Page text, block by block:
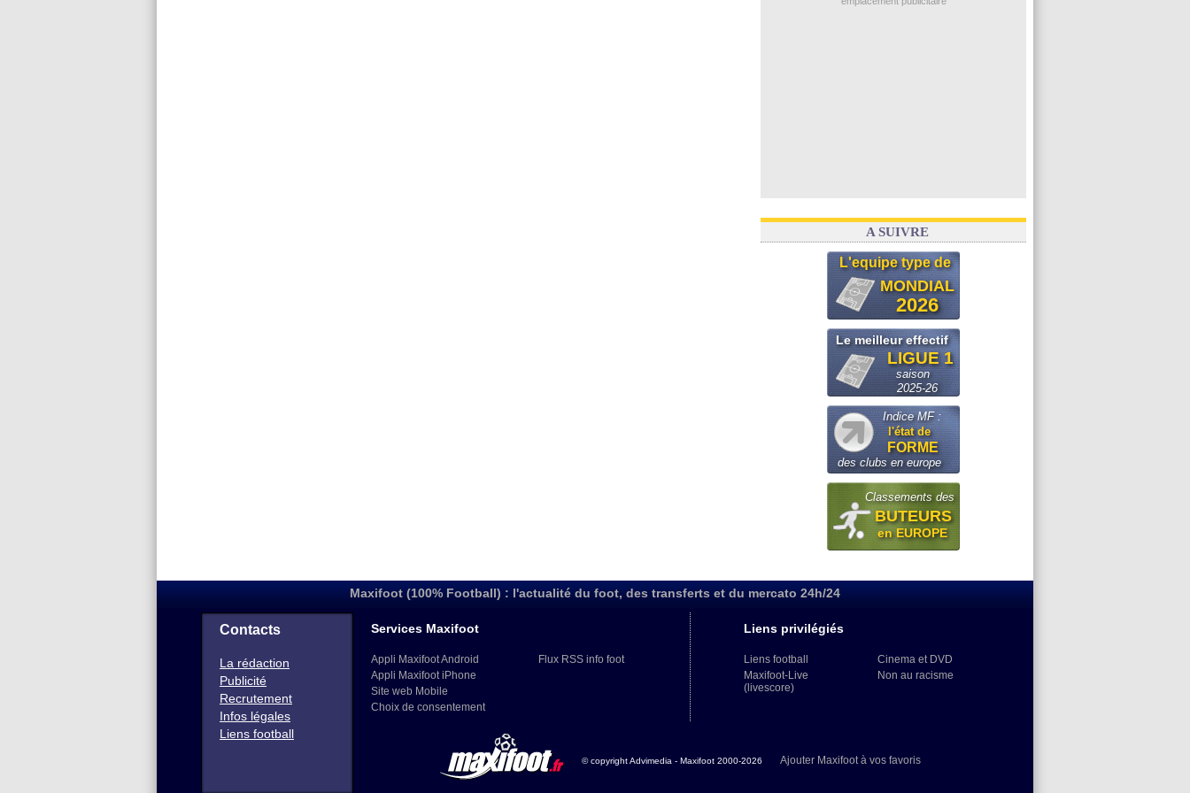
A SUIVRE
L'equipe type de
MONDIAL
2026
Le meilleur effectif
LIGUE 1
saison
2025-26
Indice MF :
l'état de
FORME
des clubs en europe
Classements des
BUTEURS
en EUROPE
Maxifoot (100% Football) : l'actualité du foot, des transferts et du mercato 24h/24
Contacts
La rédaction
Publicité
Recrutement
Infos légales
Liens football
Services Maxifoot
Appli Maxifoot Android
Appli Maxifoot iPhone
Site web Mobile
Choix de consentement
Flux RSS info foot
Liens privilégiés
Liens football
Maxifoot-Live
(livescore)
Cinema et DVD
Non au racisme
© copyright Advimedia - Maxifoot 2000-2026 Ajouter Maxifoot à vos favoris